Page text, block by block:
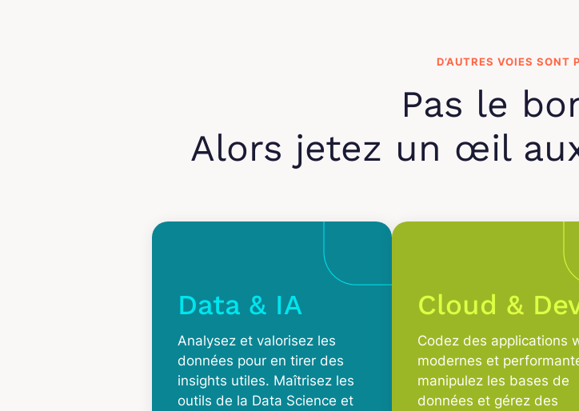
D’AUTRES VOIES SONT
Pas le
Alors jetez un œil
Data & IA
Analysez et valorisez les
données pour en tirer des
insights utiles. Maîtrisez les
outils de la Data Science et
Cloud &
Codez des applications
modernes et
manipulez les bases de
données et gérez des